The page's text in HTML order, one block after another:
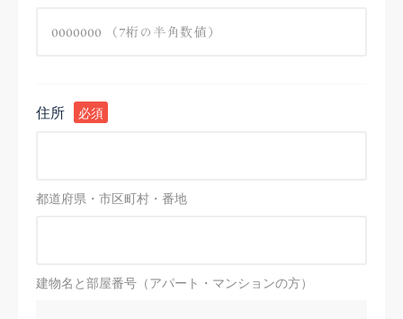
住所 必須
都道府県・市区町村・番地
建物名と部屋番号（アパート・マンションの方）